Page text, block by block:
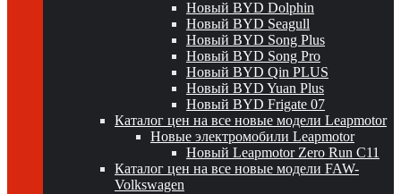
Новый BYD Dolphin
Новый BYD Seagull
Новый BYD Song Plus
Новый BYD Song Pro
Новый BYD Qin PLUS
Новый BYD Yuan Plus
Новый BYD Frigate 07
Каталог цен на все новые модели Leapmotor
Новые электромобили Leapmotor
Новый Leapmotor Zero Run C11
Каталог цен на все новые модели FAW-
Volkswagen